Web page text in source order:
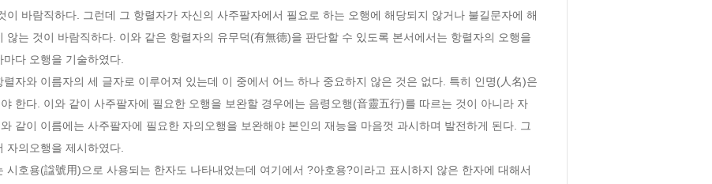
이 바람직하다. 그런데 그 항렬자가 자신의 사주팔자에서 필요로 하는 오행에 해당되지 않거나 불길문자에 해
않는 것이 바람직하다. 이와 같은 항렬자의 유무덕(有無德)을 판단할 수 있도록 본서에서는 항렬자의 오행을
다 오행을 기술하였다.
한다. 이와 같이 사주팔자에 필요한 오행을 보완할 경우에는 음령오행(音靈五行)를 따르는 것이 아니라 자
같이 이름에는 사주팔자에 필요한 자의오행을 보완해야 본인의 재능을 마음껏 과시하며 발전하게 된다. 그
자의오행을 제시하였다.